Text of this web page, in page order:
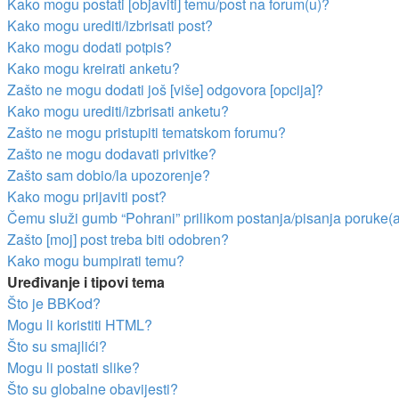
Kako mogu urediti/izbrisati post?
Kako mogu dodati potpis?
Kako mogu kreirati anketu?
Zašto ne mogu dodati još [više] odgovora [opcija]?
Kako mogu urediti/izbrisati anketu?
Zašto ne mogu pristupiti tematskom forumu?
Zašto ne mogu dodavati privitke?
Zašto sam dobio/la upozorenje?
Kako mogu prijaviti post?
Čemu služi gumb “Pohrani” prilikom postanja/pisanja
Zašto [moj] post treba biti odobren?
Kako mogu bumpirati temu?
Uređivanje i tipovi tema
Što je BBKod?
Mogu li koristiti HTML?
Što su smajlići?
Mogu li postati slike?
Što su globalne obavijesti?